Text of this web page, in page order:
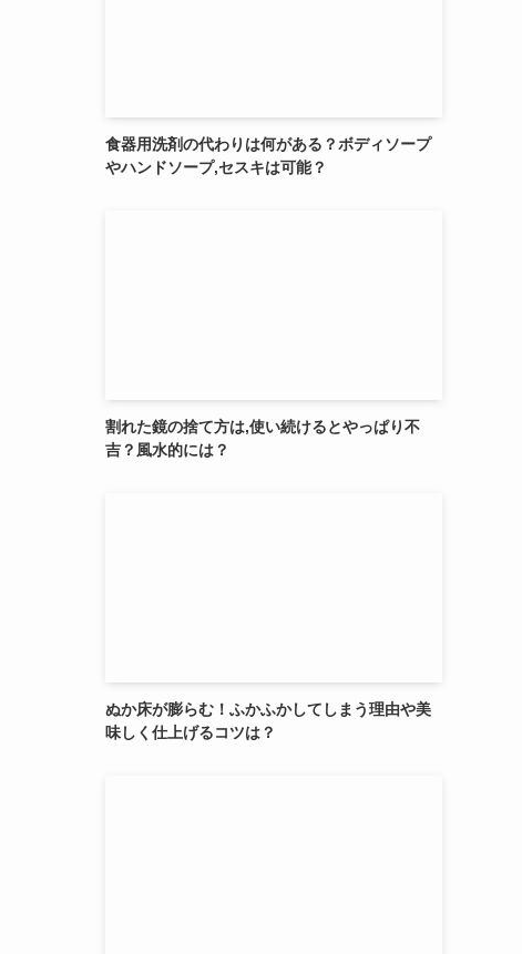
食器用洗剤の代わりは何がある？ボディソープ
やハンドソープ,セスキは可能？
割れた鏡の捨て方は,使い続けるとやっぱり不
吉？風水的には？
ぬか床が膨らむ！ふかふかしてしまう理由や美
味しく仕上げるコツは？